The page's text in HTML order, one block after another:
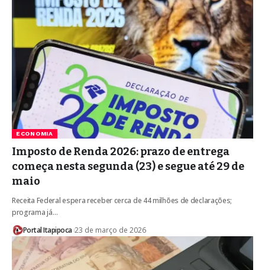
ECONOMIA
Imposto de Renda 2026: prazo de entrega
começa nesta segunda (23) e segue até 29 de
maio
Receita Federal espera receber cerca de 44 milhões de declarações;
programa já…
Portal Itapipoca 23 de março de 2026